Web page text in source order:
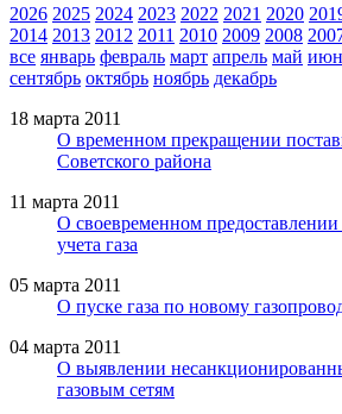
2026 2025 2024 2023 2022 2021 2020
2014 2013 2012 2011 2010 2009 2008
все январь февраль март апрель май
сентябрь октябрь ноябрь декабрь
18 марта 2011
О временном прекращении
Советского района
11 марта 2011
О своевременном
учета газа
05 марта 2011
О пуске газа по новому
04 марта 2011
О выявлении
газовым сетям